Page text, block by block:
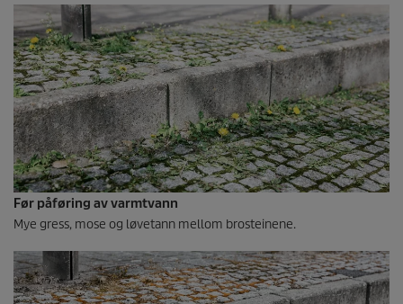
Før påføring av varmtvann
Mye gress, mose og løvetann mellom brosteinene.